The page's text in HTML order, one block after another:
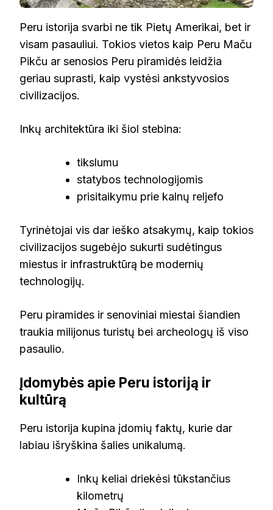
Peru istorija svarbi ne tik Pietų Amerikai, bet ir
visam pasauliui. Tokios vietos kaip Peru Maču
Pikču ar senosios Peru piramidės leidžia
geriau suprasti, kaip vystėsi ankstyvosios
civilizacijos.
Inkų architektūra iki šiol stebina:
tikslumu
statybos technologijomis
prisitaikymu prie kalnų reljefo
Tyrinėtojai vis dar ieško atsakymų, kaip tokios
civilizacijos sugebėjo sukurti sudėtingus
miestus ir infrastruktūrą be modernių
technologijų.
Peru piramides ir senoviniai miestai šiandien
traukia milijonus turistų bei archeologų iš viso
pasaulio.
Įdomybės apie Peru istoriją ir
kultūrą
Peru istorija kupina įdomių faktų, kurie dar
labiau išryškina šalies unikalumą.
Inkų keliai driekėsi tūkstančius
kilometrų